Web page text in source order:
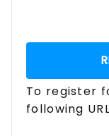
To register
following